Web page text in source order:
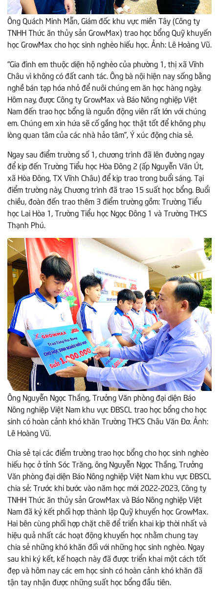
Ông Quách Minh Mẫn, Giám đốc khu vực miền Tây (Công ty
TNHH Thức ăn thủy sản GrowMax) trao học bổng Quỹ khuyến
học GrowMax cho học sinh nghèo hiếu học. Ảnh: Lê Hoàng Vũ.
“Gia đình em thuộc diện hộ nghèo của phường 1, thị xã Vĩnh
Châu vì không có đất canh tác. Ông bà nội hiện nay sống bằng
nghề bán tạp hóa nhỏ để nuôi chúng em ăn học hàng ngày.
Hôm nay, được Công ty GrowMax và Báo Nông nghiệp Việt
Nam đến trao học bổng là nguồn động viên rất lớn với chúng
em. Chúng em xin hứa sẽ cố gắng học thật tốt để không phụ
lòng quan tâm của các nhà hảo tâm”, Ý xúc động chia sẻ.
Ngay sau điểm trường số 1, chương trình đã lên đường ngay
để kịp đến Trường Tiểu học Hòa Đông 2 (ấp Nguyễn Văn Út,
xã Hòa Đông, TX Vĩnh Châu) để kịp trao trong buổi sáng. Tại
điểm trường này, Chương trình đã trao 15 suất học bổng. Buổi
chiều, đoàn đến trao thêm 3 điểm trường gồm: Trường Tiểu
học Lai Hòa 1, Trường Tiểu học Ngọc Đông 1 và Trường THCS
Thạnh Phú.
Ông Nguyễn Ngọc Thắng, Trưởng Văn phòng đại diện Báo
Nông nghiệp Việt Nam khu vực ĐBSCL trao học bổng cho học
sinh có hoàn cảnh khó khăn Trường THCS Châu Văn Đơ. Ảnh:
Lê Hoàng Vũ.
Chia sẻ tại các điểm trường trao học bổng cho học sinh nghèo
hiếu học ở tỉnh Sóc Trăng, ông Nguyễn Ngọc Thắng, Trưởng
Văn phòng đại diện Báo Nông nghiệp Việt Nam khu vực ĐBSCL
chia sẻ: Trước khi bước vào năm học mới 2022-2023, Công ty
TNHH Thức ăn thủy sản GrowMax và Báo Nông nghiệp Việt
Nam đã ký kết phối hợp thành lập Quỹ khuyến học GrowMax.
Hai bên cùng phối hợp chặt chẽ để triển khai kịp thời nhất và
hiệu quả nhất các hoạt động khuyến học nhằm chung tay
chia sẻ những khó khăn đối với những học sinh nghèo. Ngay
sau khi ký kết, kế hoạch này đã được triển khai một cách tốt
đẹp và hôm nay các em học sinh có hoàn cảnh khó khăn đã
tận tay nhận được những suất học bổng đầu tiên.